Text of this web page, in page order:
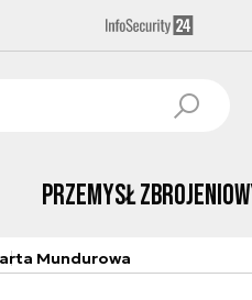
Przemysł
Mundurowa